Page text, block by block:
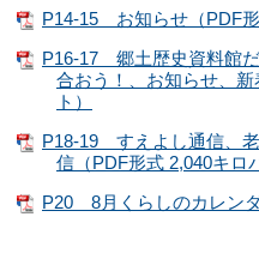
P14-15 お知らせ（PDF形
P16-17 郷土歴史資料館
合おう！、お知らせ、
ト）
P18-19 すえよし通信、
信（PDF形式 2,040キロ
P20 8月くらしのカレン